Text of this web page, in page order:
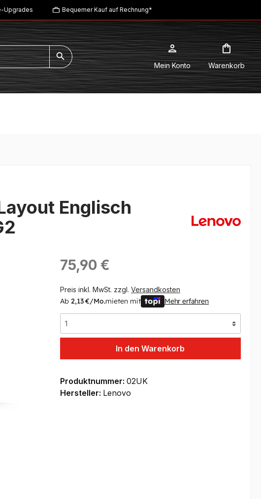
Upgrades Bequemer Kauf auf Rechnung*
Mein Konto Warenkorb
Englisch
Regulärer Preis:
75,90 €
Preis inkl. MwSt. zzgl. Versandkosten
Ab 2,13 €/Mo.mieten mit Mehr erfahren
In den Warenkorb
Produktnummer: 02UK
Hersteller: Lenovo